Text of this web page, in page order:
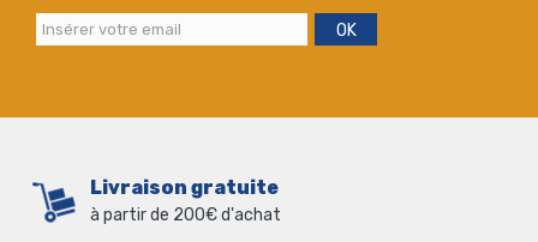
OK
Livraison gratuite
à partir de 200€ d'achat